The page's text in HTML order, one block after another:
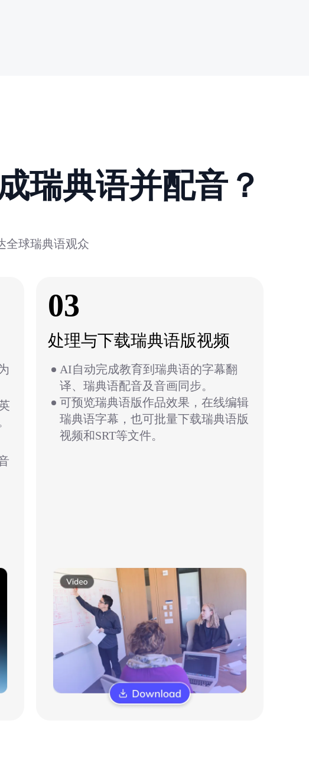
瑞典语并配音？
全球瑞典语观众
03
处理与下载瑞典语版视频
AI自动完成教育到瑞典语的字幕翻
译、瑞典语配音及音画同步。
可预览瑞典语版作品效果，在线编辑
瑞典语字幕，也可批量下载瑞典语版
视频和SRT等文件。